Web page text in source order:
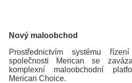
Nový maloobchod
Prostřednictvím systému
společnosti Merican se
komplexní maloobchodní
Merican Choice.